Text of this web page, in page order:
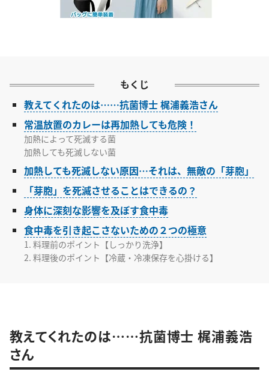
もくじ
教えてくれたのは……抗菌博士 梶浦義浩さん
常温放置のカレーは再加熱しても危険！
加熱によって死滅する菌
加熱しても死滅しない菌
加熱しても死滅しない原因…それは、無敵の「芽胞」
「芽胞」を死滅させることはできるの？
身体に深刻な影響を及ぼす食中毒
食中毒を引き起こさないための２つの極意
1. 料理前のポイント【しっかり洗浄】
2. 料理後のポイント【冷蔵・冷凍保存を心掛ける】
教えてくれたのは……抗菌博士 梶浦義浩
さん